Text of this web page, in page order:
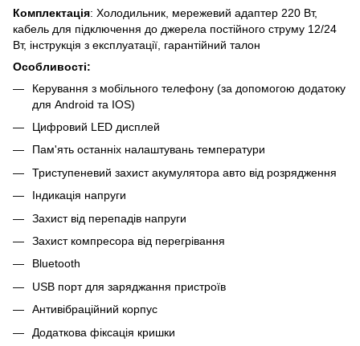
Комплектація: Холодильник, мережевий адаптер 220 Вт,
кабель для підключення до джерела постійного струму 12/24
Вт, інструкція з експлуатації, гарантійний талон
Особливості:
Керування з мобільного телефону (за допомогою додатоку
для Android та IOS)
Цифровий LED дисплей
Пам'ять останніх налаштувань температури
Триступеневий захист акумулятора авто від розрядження
Індикація напруги
Захист від перепадів напруги
Захист компресора від перегрівання
Bluetooth
USB порт для заряджання пристроїв
Антивібраційний корпус
Додаткова фіксація кришки